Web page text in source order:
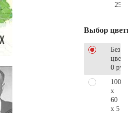
Выбор
Без
0 руб.
100
x
60
x 5